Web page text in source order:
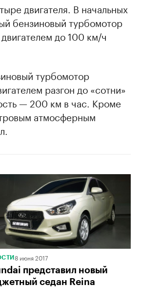
двигателя. В начальных
бензиновый турбомотор
до 100 км/ч
турбомотор
разгон до «сотни»
— 200 км в час. Кроме
атмосферным
8 июня 2017
представил новый
седан Reina